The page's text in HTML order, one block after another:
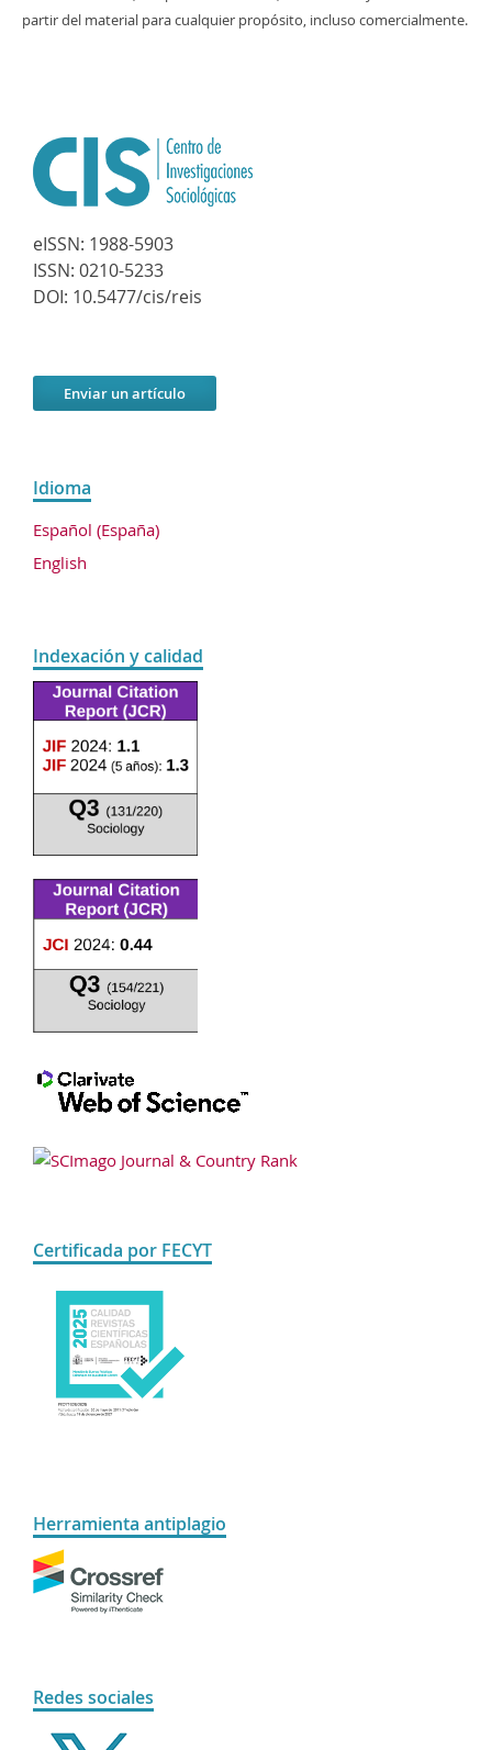
partir del material para cualquier propósito, incluso comercialmente.
eISSN: 1988-5903
ISSN: 0210-5233
DOI: 10.5477/cis/reis
Enviar un artículo
Idioma
Español (España)
English
Indexación y calidad
Certificada por FECYT
Herramienta antiplagio
Redes sociales